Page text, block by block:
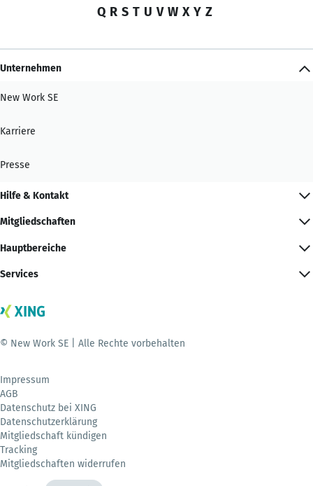
Q R S T U V W X Y Z
Unternehmen
New Work SE
Karriere
Presse
Hilfe & Kontakt
Mitgliedschaften
Hauptbereiche
Services
© New Work SE | Alle Rechte vorbehalten
Impressum
AGB
Datenschutz bei XING
Datenschutzerklärung
Mitgliedschaft kündigen
Tracking
Mitgliedschaften widerrufen